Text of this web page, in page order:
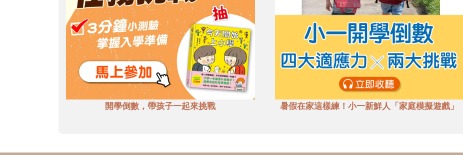
開學倒數，帶孩子一起來挑戰 暑假在家這樣練！小一新鮮人「家庭模擬遊戲」